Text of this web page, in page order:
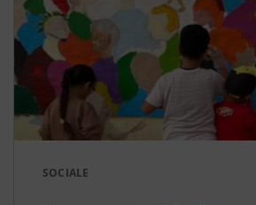
SOCIALE